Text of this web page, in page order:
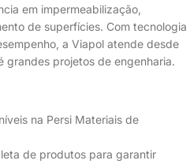
em impermeabilização,
de superfícies. Com tecnologia
a Viapol atende desde
grandes projetos de engenharia.
na Persi Materiais de
de produtos para garantir